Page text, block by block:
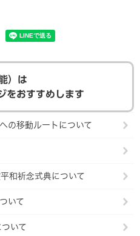
）は
をおすすめします
の移動ルートについて
和祈念式典について
いて
いて